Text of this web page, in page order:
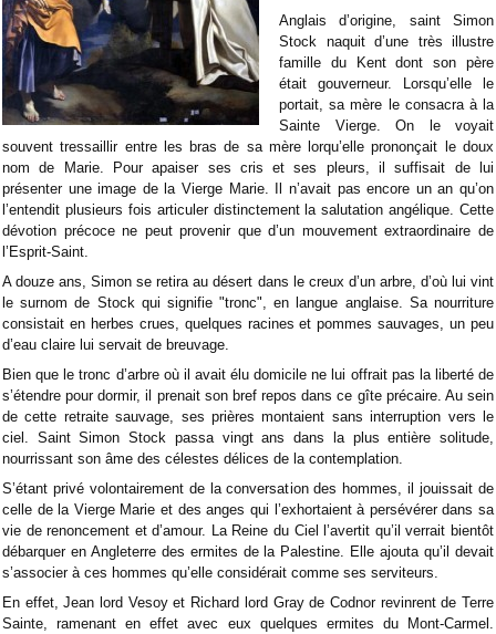
Anglais d’origine, saint Simon
Stock naquit d’une très illustre
famille du Kent dont son père
était gouverneur. Lorsqu’elle le
portait, sa mère le consacra à la
Sainte Vierge. On le voyait
souvent tressaillir entre les bras de sa mère lorqu’elle prononçait le doux
nom de Marie. Pour apaiser ses cris et ses pleurs, il suffisait de lui
présenter une image de la Vierge Marie. Il n’avait pas encore un an qu’on
l’entendit plusieurs fois articuler distinctement la salutation angélique. Cette
dévotion précoce ne peut provenir que d’un mouvement extraordinaire de
l’Esprit-Saint.
A douze ans, Simon se retira au désert dans le creux d’un arbre, d’où lui vint
le surnom de Stock qui signifie "tronc", en langue anglaise. Sa nourriture
consistait en herbes crues, quelques racines et pommes sauvages, un peu
d’eau claire lui servait de breuvage.
Bien que le tronc d’arbre où il avait élu domicile ne lui offrait pas la liberté de
s’étendre pour dormir, il prenait son bref repos dans ce gîte précaire. Au sein
de cette retraite sauvage, ses prières montaient sans interruption vers le
ciel. Saint Simon Stock passa vingt ans dans la plus entière solitude,
nourrissant son âme des célestes délices de la contemplation.
S’étant privé volontairement de la conversation des hommes, il jouissait de
celle de la Vierge Marie et des anges qui l’exhortaient à persévérer dans sa
vie de renoncement et d’amour. La Reine du Ciel l’avertit qu’il verrait bientôt
débarquer en Angleterre des ermites de la Palestine. Elle ajouta qu’il devait
s’associer à ces hommes qu’elle considérait comme ses serviteurs.
En effet, Jean lord Vesoy et Richard lord Gray de Codnor revinrent de Terre
Sainte, ramenant en effet avec eux quelques ermites du Mont-Carmel.